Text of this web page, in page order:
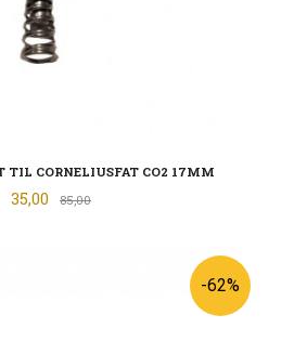
TIL CORNELIUSFAT CO2 17MM
Tilbud
35,00 85,00Rabatt
-62%